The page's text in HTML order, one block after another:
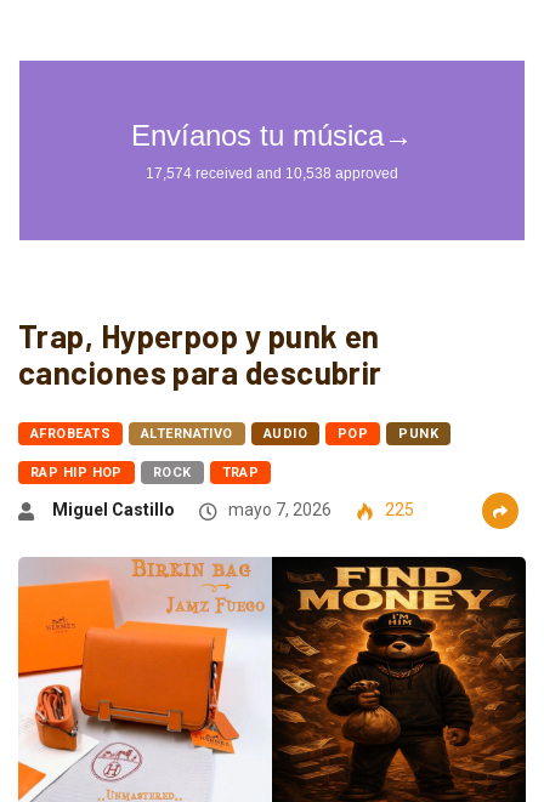
Trap, Hyperpop y punk en
canciones para descubrir
AFROBEATS ALTERNATIVO AUDIO POP PUNK
RAP HIP HOP ROCK TRAP
Miguel Castillo mayo 7, 2026 225